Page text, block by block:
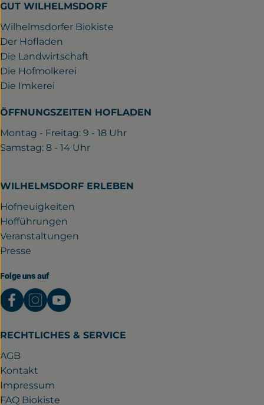
GUT WILHELMSDORF
Wilhelmsdorfer Biokiste
Der Hofladen
Die Landwirtschaft
Die Hofmolkerei
Die Imkerei
ÖFFNUNGSZEITEN HOFLADEN
Montag - Freitag: 9 - 18 Uhr
Samstag: 8 - 14 Uhr
WILHELMSDORF ERLEBEN
Hofneuigkeiten
Hofführungen
Veranstaltungen
Presse
Folge uns auf
Externer Link zu https://www.facebook.com/
Externer Link zu https://
Externer Link zu https://
RECHTLICHES & SERVICE
AGB
Kontakt
Impressum
FAQ Biokiste